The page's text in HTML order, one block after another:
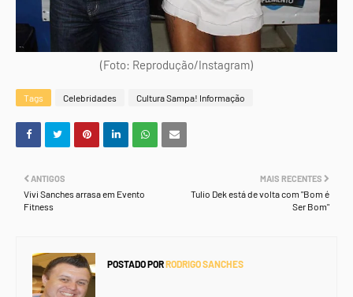
(Foto: Reprodução/Instagram)
Tags Celebridades Cultura Sampa! Informação
MAIS RECENTES
Tulio Dek está de volta com "Bom é
Ser Bom"
ANTIGOS
Vivi Sanches arrasa em Evento
Fitness
POSTADO PORRODRIGO SANCHES